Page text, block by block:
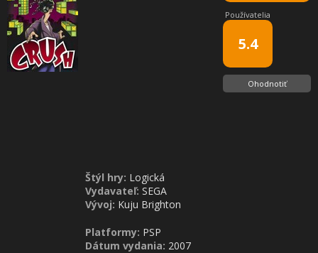
Používatelia
5.4
Ohodnotiť
Štýl hry: Logická
Vydavateľ: SEGA
Vývoj: Kuju Brighton
Platformy: PSP
Dátum vydania: 2007